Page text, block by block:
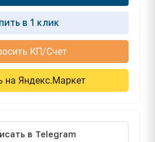
в 1 клик
КП/Счет
на Яндекс.Маркет
в Telegram